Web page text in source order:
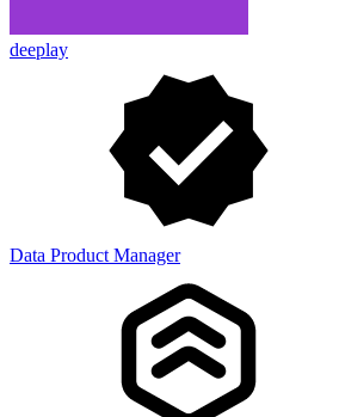
deeplay
Data Product Manager